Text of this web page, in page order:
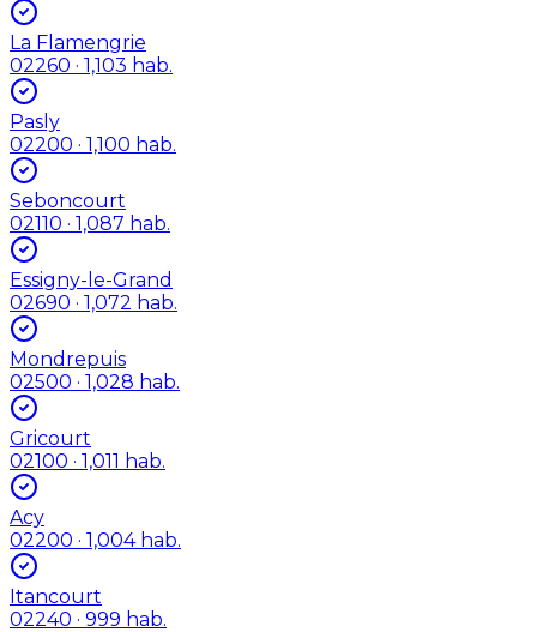
La Flamengrie
02260 · 1,103 hab.
Pasly
02200 · 1,100 hab.
Seboncourt
02110 · 1,087 hab.
Essigny-le-Grand
02690 · 1,072 hab.
Mondrepuis
02500 · 1,028 hab.
Gricourt
02100 · 1,011 hab.
Acy
02200 · 1,004 hab.
Itancourt
02240 · 999 hab.